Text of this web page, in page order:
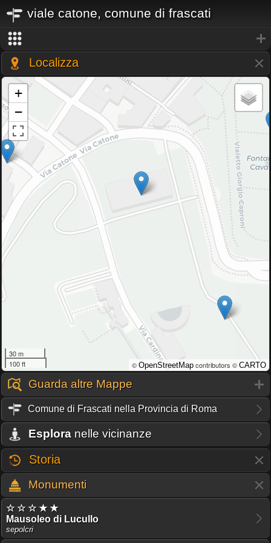
viale catone, comune di frascati
Localizza
+
−
30 m
100 ft
© OpenStreetMap contributors © CARTO
Guarda altre Mappe
Comune di Frascati nella Provincia di Roma
Esplora nelle vicinanze
Storia
Monumenti
☆ ☆ ☆ ★ ★
Mausoleo di Lucullo
sepolcri